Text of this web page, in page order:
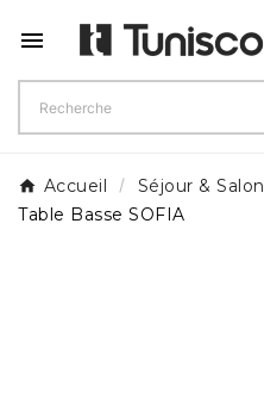

Accueil Séjour & Salon
Table Basse SOFIA